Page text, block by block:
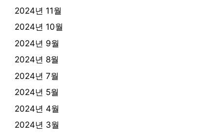
2024년 11월
2024년 10월
2024년 9월
2024년 8월
2024년 7월
2024년 5월
2024년 4월
2024년 3월